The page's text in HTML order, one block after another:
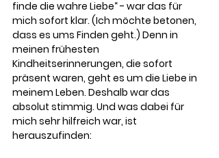
finde die wahre Liebe“ - war das für
mich sofort klar. (Ich möchte betonen,
dass es ums Finden geht.) Denn in
meinen frühesten
Kindheitserinnerungen, die sofort
präsent waren, geht es um die Liebe in
meinem Leben. Deshalb war das
absolut stimmig. Und was dabei für
mich sehr hilfreich war, ist
herauszufinden: